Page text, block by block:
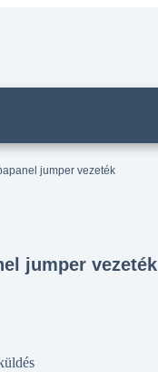
jumper vezeték
jumper vezeték